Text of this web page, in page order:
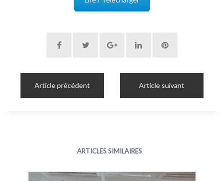
Article précédent Article suivant
ARTICLES SIMILAIRES